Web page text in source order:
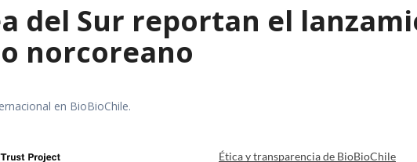
del Sur reportan el
norcoreano
en BioBioChile.
Ética y transparencia de BioBioChile